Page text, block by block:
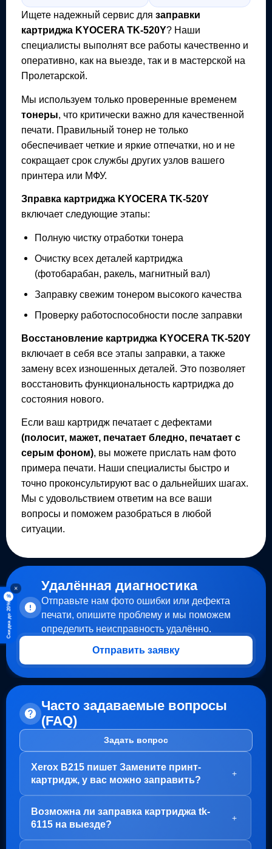
×
%
Скидка до 20%
Ищете надежный сервис для заправки
картриджа KYOCERA TK-520Y? Наши
специалисты выполнят все работы качественно и
оперативно, как на выезде, так и в мастерской на
Пролетарской.
Мы используем только проверенные временем
тонеры, что критически важно для качественной
печати. Правильный тонер не только
обеспечивает четкие и яркие отпечатки, но и не
сокращает срок службы других узлов вашего
принтера или МФУ.
Зправка картриджа KYOCERA TK-520Y
включает следующие этапы:
Полную чистку отработки тонера
Очистку всех деталей картриджа
(фотобарабан, ракель, магнитный вал)
Заправку свежим тонером высокого качества
Проверку работоспособности после заправки
Восстановление картриджа KYOCERA TK-520Y
включает в себя все этапы заправки, а также
замену всех изношенных деталей. Это позволяет
восстановить функциональность картриджа до
состояния нового.
Если ваш картридж печатает с дефектами
(полосит, мажет, печатает бледно, печатает с
серым фоном), вы можете прислать нам фото
примера печати. Наши специалисты быстро и
точно проконсультируют вас о дальнейших шагах.
Мы с удовольствием ответим на все ваши
вопросы и поможем разобраться в любой
ситуации.
Удалённая диагностика
Отправьте нам фото ошибки или дефекта
печати, опишите проблему и мы поможем
определить неисправность удалённо.
Отправить заявку
Часто задаваемые вопросы
(FAQ)
Задать вопрос
Xerox B215 пишет Замените принт-
картридж, у вас можно заправить?
+
В вашем случае, заправка картриджа не требуется.
Проблема с блоком барабана (Принт-картридж), у
него просто закончился ресурс.
Возможна ли заправка картриджа tk-
6115 на выезде?
+